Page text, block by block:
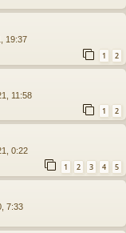
19:37
1 2
11:58
1 2
0:22
1 2 3 4 5
7:33